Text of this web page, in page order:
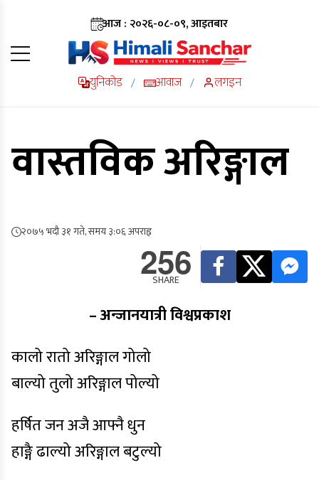
आज : २०२६-०८-०९, आइतबार
युनिकोड / आवाज / लगइन
वास्तविक अरिङ्गाल
२०७५ भदौ ३१ गते, समय ३:०६ अपराह्न
256
SHARE
– अन्जानयात्री विश्वप्रकाश
कालो रातो अरिङ्गाल गोलो
बाल्यो तुलो अरिङ्गाल पोल्यो
हर्षित जन अजै आफ्नै धुन
हाङ्गै ढाल्यो अरिङ्गाल बटुल्यो